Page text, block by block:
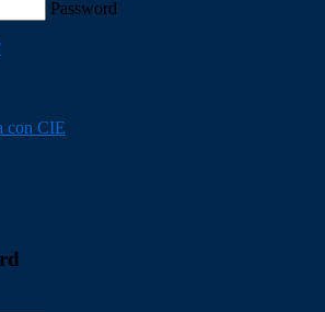
Password
con CIE